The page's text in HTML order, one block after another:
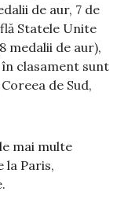
de aur, 7 de
Statele Unite
medalii de aur),
clasament sunt
de Sud,
mai multe
la Paris,